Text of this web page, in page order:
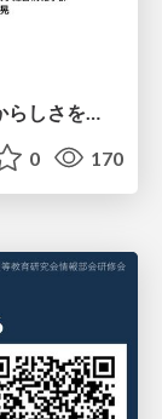
0 170